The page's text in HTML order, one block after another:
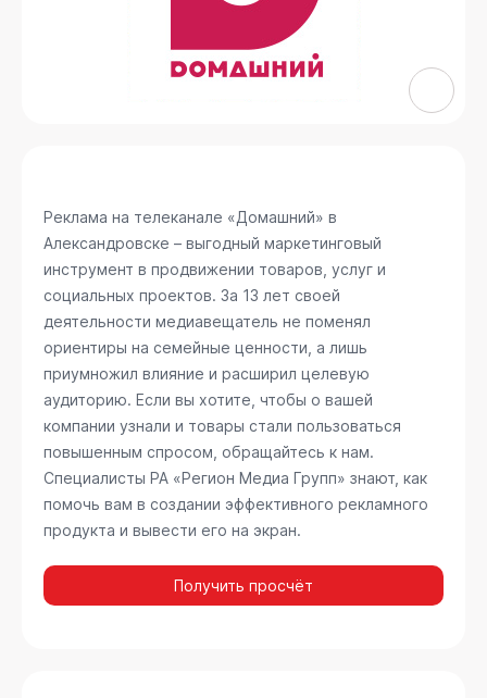
Реклама на телеканале «Домашний» в
Александровске – выгодный маркетинговый
инструмент в продвижении товаров, услуг и
социальных проектов. За 13 лет своей
деятельности медиавещатель не поменял
ориентиры на семейные ценности, а лишь
приумножил влияние и расширил целевую
аудиторию. Если вы хотите, чтобы о вашей
компании узнали и товары стали пользоваться
повышенным спросом, обращайтесь к нам.
Специалисты РА «Регион Медиа Групп» знают, как
помочь вам в создании эффективного рекламного
продукта и вывести его на экран.
Получить просчёт